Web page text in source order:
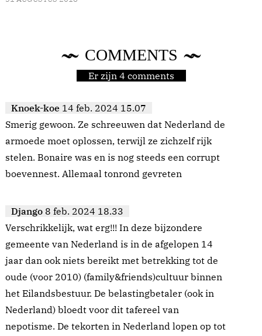
COMMENTS
Er zijn 4 comments
Knoek-koe 14 feb. 2024 15.07
Smerig gewoon. Ze schreeuwen dat Nederland de
armoede moet oplossen, terwijl ze zichzelf rijk
stelen. Bonaire was en is nog steeds een corrupt
boevennest. Allemaal tonrond gevreten
Django 8 feb. 2024 18.33
Verschrikkelijk, wat erg!!! In deze bijzondere
gemeente van Nederland is in de afgelopen 14
jaar dan ook niets bereikt met betrekking tot de
oude (voor 2010) (family&friends)cultuur binnen
het Eilandsbestuur. De belastingbetaler (ook in
Nederland) bloedt voor dit tafereel van
nepotisme. De tekorten in Nederland lopen op tot